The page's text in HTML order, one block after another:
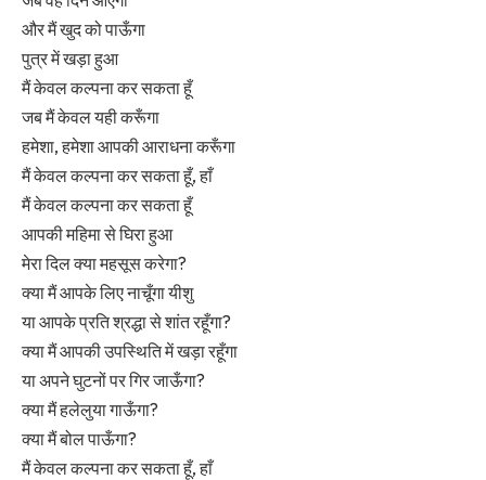
और मैं खुद को पाऊँगा
पुत्र में खड़ा हुआ
मैं केवल कल्पना कर सकता हूँ
जब मैं केवल यही करूँगा
हमेशा, हमेशा आपकी आराधना करूँगा
मैं केवल कल्पना कर सकता हूँ, हाँ
मैं केवल कल्पना कर सकता हूँ
आपकी महिमा से घिरा हुआ
मेरा दिल क्या महसूस करेगा?
क्या मैं आपके लिए नाचूँगा यीशु
या आपके प्रति श्रद्धा से शांत रहूँगा?
क्या मैं आपकी उपस्थिति में खड़ा रहूँगा
या अपने घुटनों पर गिर जाऊँगा?
क्या मैं हलेलुया गाऊँगा?
क्या मैं बोल पाऊँगा?
मैं केवल कल्पना कर सकता हूँ, हाँ